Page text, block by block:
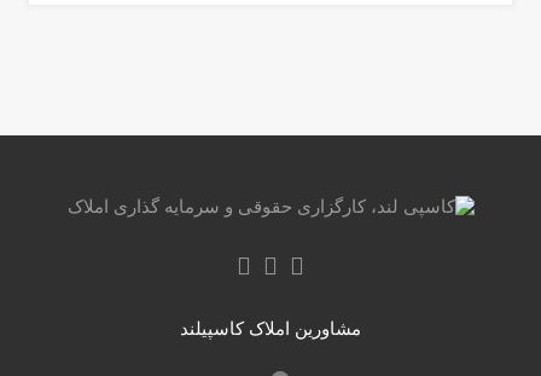
مشاورین املاک کاسپیلند